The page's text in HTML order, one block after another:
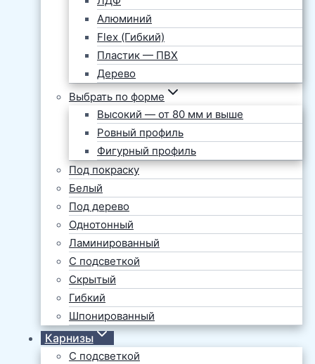
Алюминий
Flex (Гибкий)
Пластик — ПВХ
Дерево
Выбрать по форме
Высокий — от 80 мм и выше
Ровный профиль
Фигурный профиль
Под покраску
Белый
Под дерево
Однотонный
Ламинированный
С подсветкой
Скрытый
Гибкий
Шпонированный
Карнизы
С подсветкой